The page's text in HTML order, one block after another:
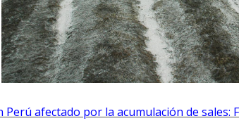
Perú afectado por la acumulación de sales: